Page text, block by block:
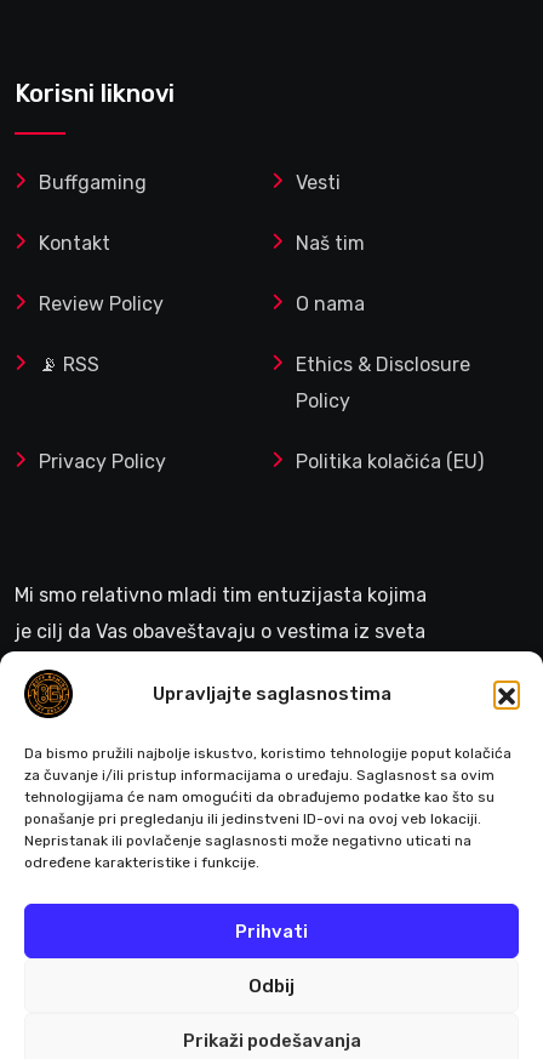
Upravljajte saglasnostima
Da bismo pružili najbolje iskustvo, koristimo tehnologije poput kolačića
za čuvanje i/ili pristup informacijama o uređaju. Saglasnost sa ovim
tehnologijama će nam omogućiti da obrađujemo podatke kao što su
ponašanje pri pregledanju ili jedinstveni ID-ovi na ovoj veb lokaciji.
Nepristanak ili povlačenje saglasnosti može negativno uticati na
određene karakteristike i funkcije.
Prihvati
Odbij
Prikaži podešavanja
Korisni liknovi
Buffgaming Vesti
Kontakt Naš tim
Review Policy O nama
📡 RSS
Ethics & Disclosure
Policy
Privacy Policy Politika kolačića (EU)
Mi smo relativno mladi tim entuzijasta kojima
je cilj da Vas obaveštavaju o vestima iz sveta
gejminga
>
Pratite nas